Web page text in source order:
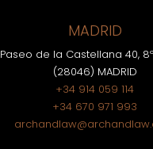
MADRID
Paseo de la Castellana 40,
(28046) MADRID
+34 914 059 114
+34 670 971 993